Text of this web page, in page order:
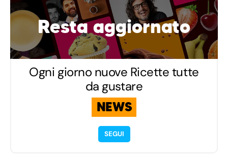
Resta aggiornato
Ogni giorno nuove Ricette tutte
da gustare
NEWS
SEGUI